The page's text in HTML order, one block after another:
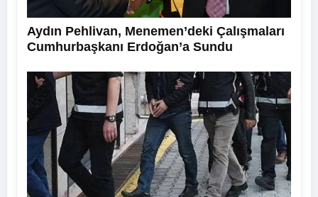
Aydın Pehlivan, Menemen’deki Çalışmaları
Cumhurbaşkanı Erdoğan’a Sundu